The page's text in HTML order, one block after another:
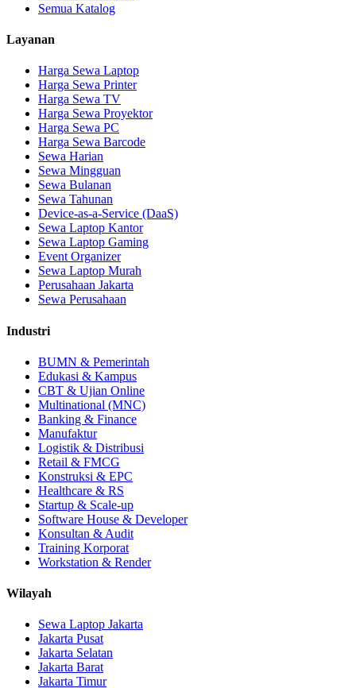
Semua Katalog
Layanan
Harga Sewa Laptop
Harga Sewa Printer
Harga Sewa TV
Harga Sewa Proyektor
Harga Sewa PC
Harga Sewa Barcode
Sewa Harian
Sewa Mingguan
Sewa Bulanan
Sewa Tahunan
Device-as-a-Service (DaaS)
Sewa Laptop Kantor
Sewa Laptop Gaming
Event Organizer
Sewa Laptop Murah
Perusahaan Jakarta
Sewa Perusahaan
Industri
BUMN & Pemerintah
Edukasi & Kampus
CBT & Ujian Online
Multinational (MNC)
Banking & Finance
Manufaktur
Logistik & Distribusi
Retail & FMCG
Konstruksi & EPC
Healthcare & RS
Startup & Scale-up
Software House & Developer
Konsultan & Audit
Training Korporat
Workstation & Render
Wilayah
Sewa Laptop Jakarta
Jakarta Pusat
Jakarta Selatan
Jakarta Barat
Jakarta Timur